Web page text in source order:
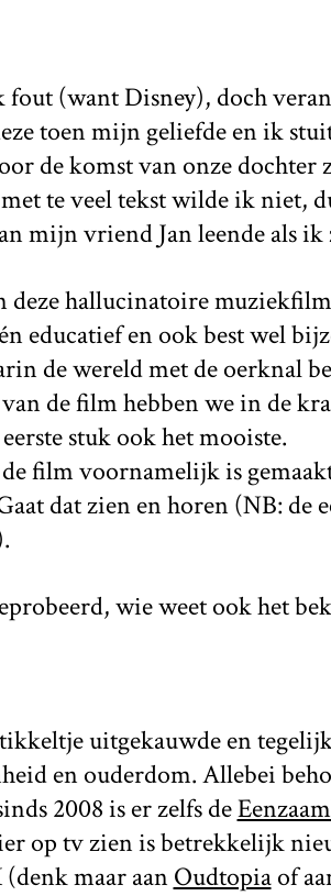
fout (want Disney), doch
toen mijn geliefde en ik
de komst van onze dochter
te veel tekst wilde ik niet,
mijn vriend Jan leende als ik
hallucinatoire
educatief en ook best wel
de wereld met de oerknal
de film hebben we in de
stuk ook het mooiste.
film voornamelijk is
dat zien en horen (NB: de
wie weet ook het
uitgekauwde en
en ouderdom. Allebei
2008 is er zelfs de
op tv zien is betrekkelijk
maar aanOudtopiaof